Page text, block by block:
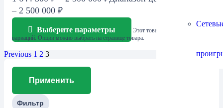
– 2 500 000 ₽
Выберите параметры
Этот товар имеет несколько
вариаций. Опции можно выбрать на странице товара.
Previous 1 2 3
Применить
Фильтр